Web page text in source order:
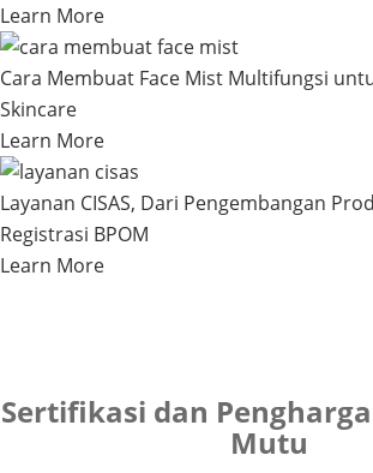
Learn More
Cara Membuat Face Mist Multifungsi
Skincare
Learn More
Layanan CISAS, Dari Pengembangan
Registrasi BPOM
Learn More
Sertifikasi dan
Mutu